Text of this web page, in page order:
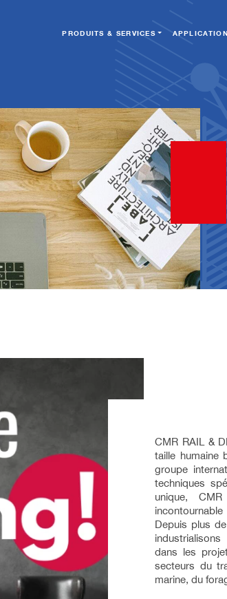
PRODUITS & SERVICES
CMR RAIL &
taille humaine
groupe
techniques
unique,
Depuis plus
dans les
secteurs du
marine, du